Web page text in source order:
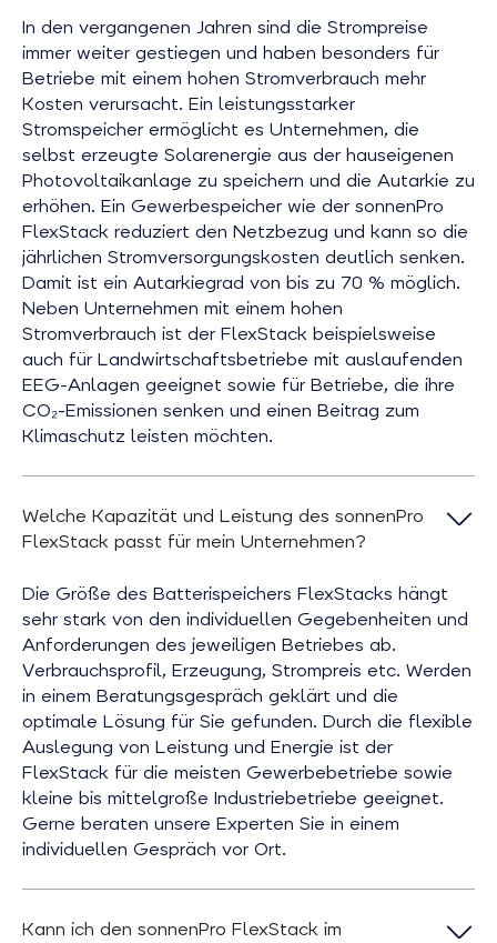
In den vergangenen Jahren sind die Strompreise
immer weiter gestiegen und haben besonders für
Betriebe mit einem hohen Stromverbrauch mehr
Kosten verursacht. Ein leistungsstarker
Stromspeicher ermöglicht es Unternehmen, die
selbst erzeugte Solarenergie aus der hauseigenen
Photovoltaikanlage zu speichern und die Autarkie zu
erhöhen. Ein Gewerbespeicher wie der sonnenPro
FlexStack reduziert den Netzbezug und kann so die
jährlichen Stromversorgungskosten deutlich senken.
Damit ist ein Autarkiegrad von bis zu 70 % möglich.
Neben Unternehmen mit einem hohen
Stromverbrauch ist der FlexStack beispielsweise
auch für Landwirtschaftsbetriebe mit auslaufenden
EEG-Anlagen geeignet sowie für Betriebe, die ihre
CO₂-Emissionen senken und einen Beitrag zum
Klimaschutz leisten möchten.
Welche Kapazität und Leistung des sonnenPro
FlexStack passt für mein Unternehmen?
Die Größe des Batterispeichers FlexStacks hängt
sehr stark von den individuellen Gegebenheiten und
Anforderungen des jeweiligen Betriebes ab.
Verbrauchsprofil, Erzeugung, Strompreis etc. Werden
in einem Beratungsgespräch geklärt und die
optimale Lösung für Sie gefunden. Durch die flexible
Auslegung von Leistung und Energie ist der
FlexStack für die meisten Gewerbebetriebe sowie
kleine bis mittelgroße Industriebetriebe geeignet.
Gerne beraten unsere Experten Sie in einem
individuellen Gespräch vor Ort.
Kann ich den sonnenPro FlexStack im